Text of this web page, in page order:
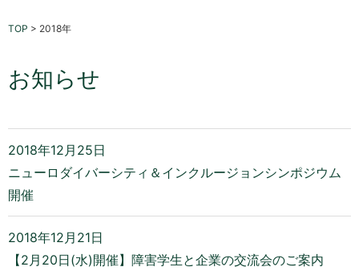
TOP > 2018年
お知らせ
2018年12月25日
ニューロダイバーシティ＆インクルージョンシンポジウム
開催
2018年12月21日
【2月20日(水)開催】障害学生と企業の交流会のご案内